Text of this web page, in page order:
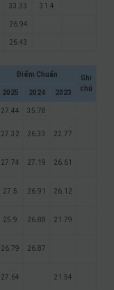
33.33 31.4
26.94
26.43
Điểm Chuẩn
Ghi
chú
2025 2024 2023
27.44 35.78
27.32 26.33 22.77
27.74 27.19 26.61
27.5 26.91 26.12
25.9 26.88 21.79
26.79 26.87
27.64 21.54